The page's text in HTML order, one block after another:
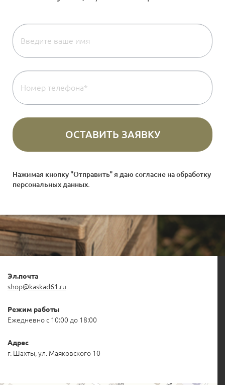
Нажимая кнопку "Отправить" я даю согласие наобработку
персональных данных
Эл.почта
shop@kaskad61.ru
Режим работы
Ежедневно с 10:00 до 18:00
Адрес
г. Шахты, ул. Маяковского 10